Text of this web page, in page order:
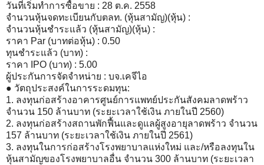
วันที่เริ่มทำการซื้อขาย : 28 ต.ค. 2558
จำนวนหุ้นจดทะเบียนกับตลท. (หุ้นสามัญ)(หุ้น) :
จำนวนหุ้นชำระแล้ว (หุ้นสามัญ)(หุ้น) :
ราคา Par (บาทต่อหุ้น) : 0.50
ทุนชำระแล้ว (บาท) :
ราคา IPO (บาท) : 5.00
ผู้ประกันการจัดจำหน่าย : บจ.เคจีไอ
● วัตถุประสงค์ในการระดมทุน:
1. ลงทุนก่อสร้างอาคารศูนย์การแพทย์ประกันสังคมลาดพร้าว
จำนวน 150 ล้านบาท (ระยะเวลาใช้เงิน ภายในปี 2560)
2. ลงทุนก่อสร้างสถานพักฟื้นและดูแลผู้สูงอายุลาดพร้าว จำนวน
157 ล้านบาท (ระยะเวลาใช้เงิน ภายในปี 2561)
3. ลงทุนในการก่อสร้างโรงพยาบาลแห่งใหม่ และ/หรือลงทุนใน
หุ้นสามัญของโรงพยาบาลอื่น จำนวน 300 ล้านบาท (ระยะเวลา